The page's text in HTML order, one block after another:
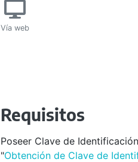
Vía web
Requisitos
Poseer Clave de
"Obtención de Clave de